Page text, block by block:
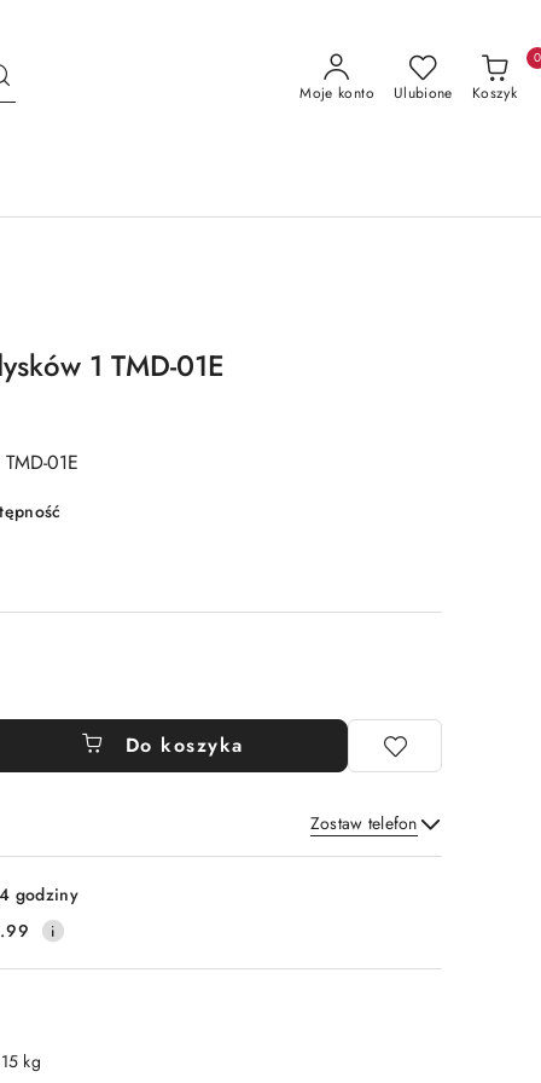
Moje konto Ulubione Koszyk
0
1 TMD-01E
01E
Do koszyka
Zostaw telefon
Wyślij
godziny
kg